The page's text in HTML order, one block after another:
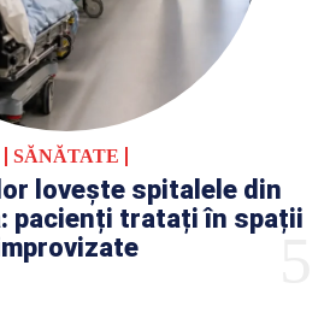
SĂNĂTATE
lovește spitalele din
pacienți tratați în spații